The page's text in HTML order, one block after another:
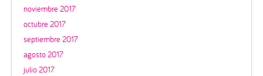
noviembre 2017
octubre 2017
septiembre 2017
agosto 2017
julio 2017